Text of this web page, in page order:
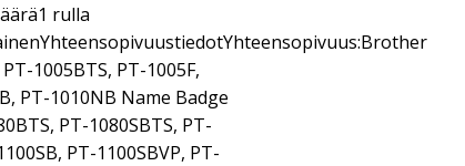
rulla
1005BTS, PT-1005F,
PT-1010NB Name Badge
PT-1080SBTS, PT-
PT-1100SBVP, PT-